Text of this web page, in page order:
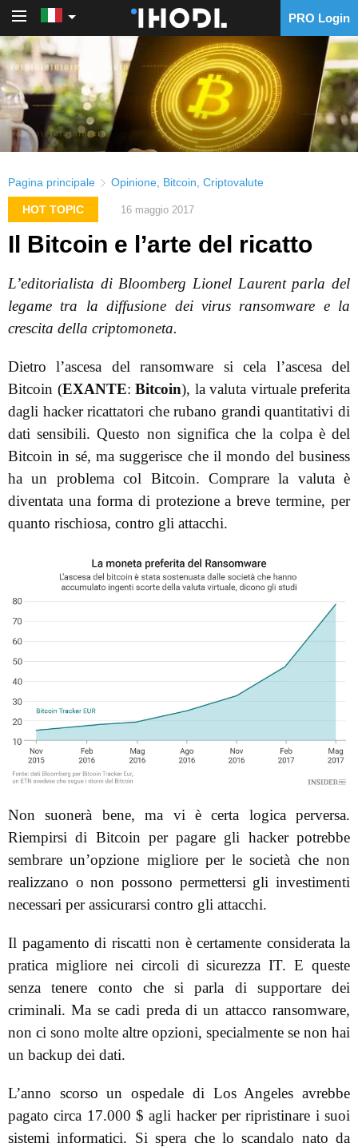
PRO Login
Pagina principale Opinione Bitcoin Criptovalute
HOT TOPIC 16 maggio 2017
Il Bitcoin e l’arte del ricatto
L’editorialista di Bloomberg Lionel Laurent parla del
legame tra la diffusione dei virus ransomware e la
crescita della criptomoneta.
Dietro l’ascesa del ransomware si cela l’ascesa del
Bitcoin (EXANTE: Bitcoin), la valuta virtuale preferita
dagli hacker ricattatori che rubano grandi quantitativi di
dati sensibili. Questo non significa che la colpa è del
Bitcoin in sé, ma suggerisce che il mondo del business
ha un problema col Bitcoin. Comprare la valuta è
diventata una forma di protezione a breve termine, per
quanto rischiosa, contro gli attacchi.
Non suonerà bene, ma vi è certa logica perversa.
Riempirsi di Bitcoin per pagare gli hacker potrebbe
sembrare un’opzione migliore per le società che non
realizzano o non possono permettersi gli investimenti
necessari per assicurarsi contro gli attacchi.
Il pagamento di riscatti non è certamente considerata la
pratica migliore nei circoli di sicurezza IT. E queste
senza tenere conto che si parla di supportare dei
criminali. Ma se cadi preda di un attacco ransomware,
non ci sono molte altre opzioni, specialmente se non hai
un backup dei dati.
L’anno scorso un ospedale di Los Angeles avrebbe
pagato circa 17.000 $ agli hacker per ripristinare i suoi
sistemi informatici. Si spera che lo scandalo nato da